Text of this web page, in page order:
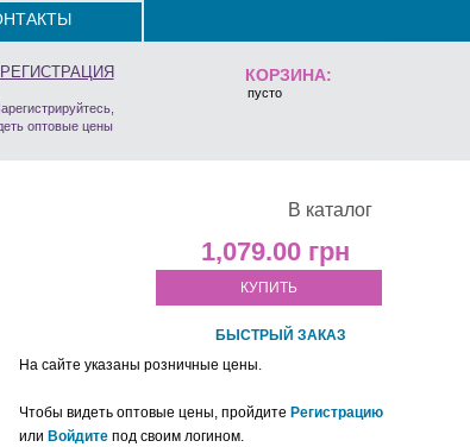
КОРЗИНА:
пусто
РЕГИСТРАЦИЯ
оптовые цены
В каталог
1,079.00
КУПИТЬ
БЫСТРЫЙ ЗАКАЗ
На сайте указаны розничные цены.
Чтобы видеть оптовые цены, пройдите Регистрацию
или Войдите под своим логином.